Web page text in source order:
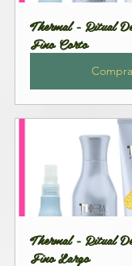
Thermal - Ritual
Fino Corto
Thermal - Ritual
Fino Largo